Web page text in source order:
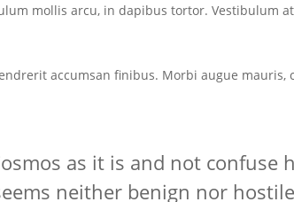
mollis arcu, in dapibus tortor. Vestibulum
accumsan finibus. Morbi augue
as it is and not
neither benign nor